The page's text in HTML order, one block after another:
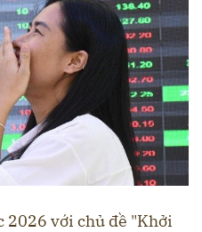
2026 với chủ đề "Khởi